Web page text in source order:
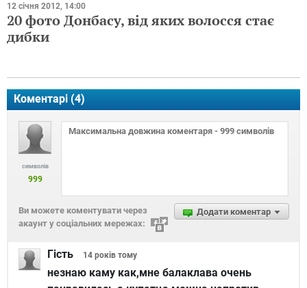
12 січня 2012, 14:00
20 фото Донбасу, від яких волосся стає
дибки
Коментарі (4)
символів
999
Додати коментар
Ви можете коментувати через
акаунт у соціальних мережах:
Гість 14 років тому
незнаю каму как,мне балаклава очень